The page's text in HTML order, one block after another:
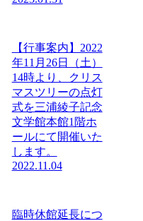
【行事案内】2022
年11月26日（土）
14時より、クリス
マスツリーの点灯
式を三浦綾子記念
文学館本館1階ホ
ールにて開催いた
します。
2022.11.04
臨時休館延長につ